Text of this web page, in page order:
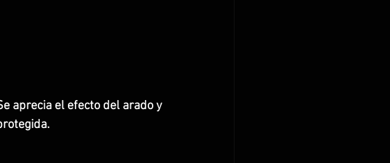
aprecia el efecto del arado y